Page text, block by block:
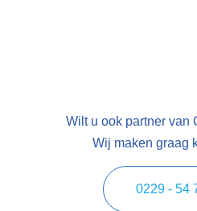
Wilt u ook partner van
Wij maken graag
0229 - 54